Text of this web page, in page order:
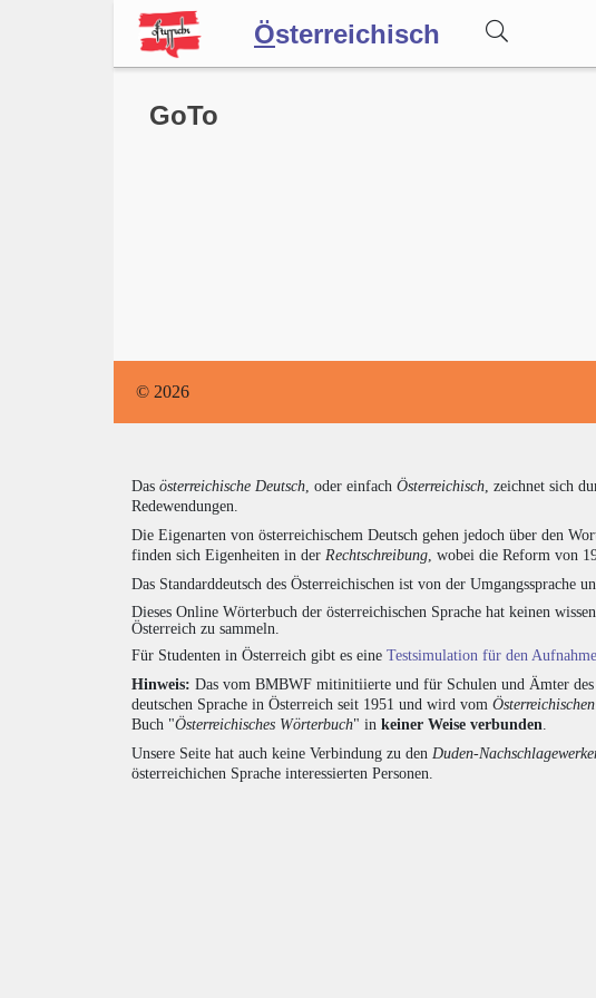
Österreichisch
Wörterbuch
GoTo
© 2026
Das österreichische Deutsch , oder einfach Österreichisch , zeichnet sich
Redewendungen.
Die Eigenarten von österreichischem Deutsch gehen jedoch über den
finden sich Eigenheiten in der Rechtschreibung , wobei die Reform von
Das Standarddeutsch des Österreichischen ist von der Umgangssprache
Dieses Online Wörterbuch der österreichischen Sprache hat keinen
Österreich zu sammeln.
Für Studenten in Österreich gibt es eine Testsimulation für den
Hinweis: Das vom BMBWF mitinitiierte und für Schulen und Ämter
deutschen Sprache in Österreich seit 1951 und wird vom
Buch "Österreichisches Wörterbuch" in keiner Weise verbunden
Unsere Seite hat auch keine Verbindung zu den Duden-
österreichichen Sprache interessierten Personen.